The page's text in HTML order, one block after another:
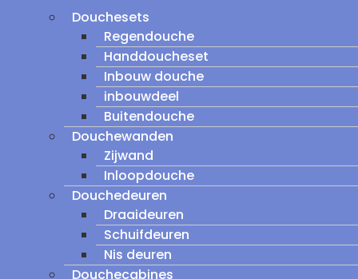
Douchesets
Regendouche
Handdoucheset
Inbouw douche
inbouwdeel
Buitendouche
Douchewanden
Zijwand
Inloopdouche
Douchedeuren
Draaideuren
Schuifdeuren
Nis deuren
Douchecabines